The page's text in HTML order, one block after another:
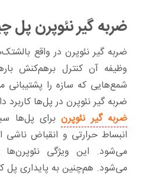
ضربه گیر نئوپرن
ضربه گیر نئوپرن در واقع
وظیفه آن کنترل برهم‌کنش
شمع‌هایی که سازه را پشتیبانی
ضربه گیر نئوپرن در پل‌ها کاربرد
ضربه گیر نئوپرنبرای پل‌ها
انبساط حرارتی و انقباض ناشی
می‌شود. این ویژگی
می‌شود. هم‌چنین به پایداری پل